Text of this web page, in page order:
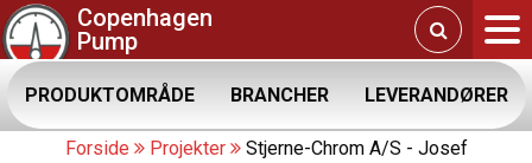
Copenhagen
Pump
PRODUKTOMRÅDE BRANCHER LEVERANDØRER
Forside Projekter
Stjerne-Chrom A/S - Josef